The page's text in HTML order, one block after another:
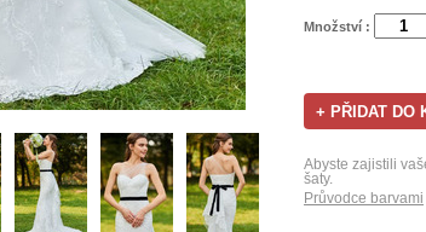
Množství :
Abyste zajistili
šaty.
Průvodce barvami